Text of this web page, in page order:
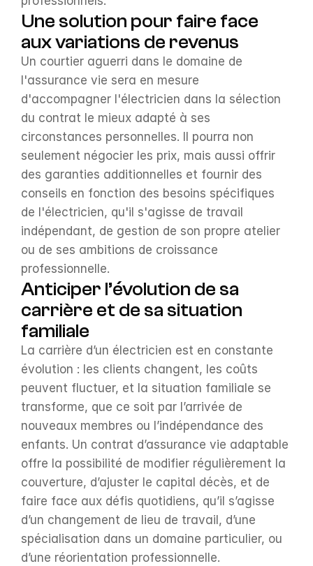
Une solution pour faire face
aux variations de revenus
Un courtier aguerri dans le domaine de
l'assurance vie sera en mesure
d'accompagner l'électricien dans la sélection
du contrat le mieux adapté à ses
circonstances personnelles. Il pourra non
seulement négocier les prix, mais aussi offrir
des garanties additionnelles et fournir des
conseils en fonction des besoins spécifiques
de l'électricien, qu'il s'agisse de travail
indépendant, de gestion de son propre atelier
ou de ses ambitions de croissance
professionnelle.
Anticiper l’évolution de sa
carrière et de sa situation
familiale
La carrière d’un électricien est en constante
évolution : les clients changent, les coûts
peuvent fluctuer, et la situation familiale se
transforme, que ce soit par l’arrivée de
nouveaux membres ou l’indépendance des
enfants. Un contrat d’assurance vie adaptable
offre la possibilité de modifier régulièrement la
couverture, d’ajuster le capital décès, et de
faire face aux défis quotidiens, qu’il s’agisse
d’un changement de lieu de travail, d’une
spécialisation dans un domaine particulier, ou
d’une réorientation professionnelle.